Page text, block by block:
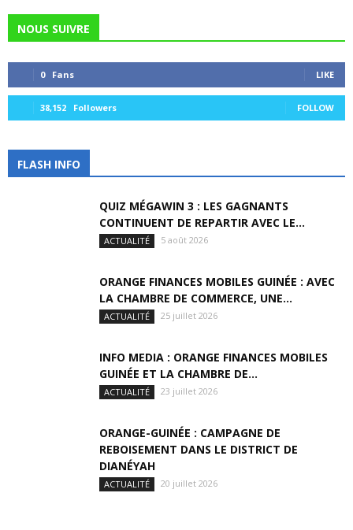
NOUS SUIVRE
0 Fans LIKE
38,152 Followers FOLLOW
FLASH INFO
QUIZ MÉGAWIN 3 : LES GAGNANTS
CONTINUENT DE REPARTIR AVEC LE...
ACTUALITÉ 5 août 2026
ORANGE FINANCES MOBILES GUINÉE : AVEC
LA CHAMBRE DE COMMERCE, UNE...
ACTUALITÉ 25 juillet 2026
INFO MEDIA : ORANGE FINANCES MOBILES
GUINÉE ET LA CHAMBRE DE...
ACTUALITÉ 23 juillet 2026
ORANGE-GUINÉE : CAMPAGNE DE
REBOISEMENT DANS LE DISTRICT DE
DIANÉYAH
ACTUALITÉ 20 juillet 2026